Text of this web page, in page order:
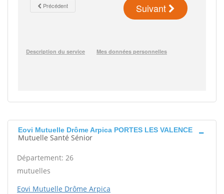
Eovi Mutuelle Drôme Arpica PORTES LES VALENCE
Mutuelle Santé Sénior
Département: 26
mutuelles
Eovi Mutuelle Drôme Arpica